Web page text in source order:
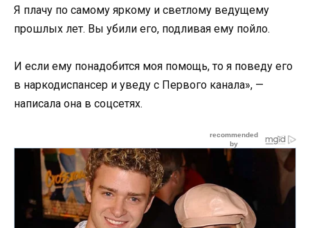
Я плачу по самому яркому и светлому ведущему
прошлых лет. Вы убили его, подливая ему пойло.
И если ему понадобится моя помощь, то я поведу его
в наркодиспансер и уведу с Первого канала», —
написала она в соцсетях.